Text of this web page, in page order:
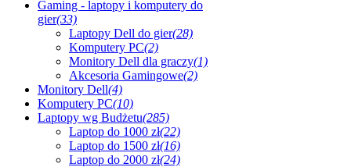
Gaming - laptopy i komputery do
gier(33)
Laptopy Dell do gier(28)
Komputery PC(2)
Monitory Dell dla graczy(1)
Akcesoria Gamingowe(2)
Monitory Dell(4)
Komputery PC(10)
Laptopy wg Budżetu(285)
Laptop do 1000 zł(22)
Laptop do 1500 zł(16)
Laptop do 2000 zł(24)